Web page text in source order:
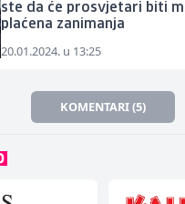
ste da će prosvjetari biti
plaćena zanimanja
20.01.2024. u 13:25
KOMENTARI (5)